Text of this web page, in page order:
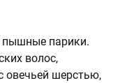
пышные парики.
волос,
овечьей шерстью,